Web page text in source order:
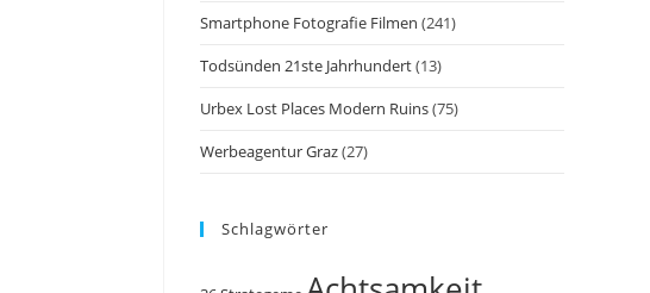
Smartphone Fotografie Filmen (241)
Todsünden 21ste Jahrhundert(13)
Urbex Lost Places Modern Ruins(75)
Werbeagentur Graz(27)
Schlagwörter